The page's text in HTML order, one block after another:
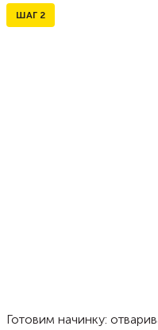
ШАГ 2
Готовим начинку: